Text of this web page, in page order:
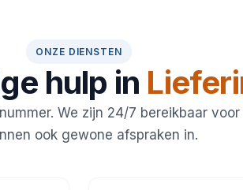
ONZE DIENSTEN
hulp in
We zijn 24/7 bereikbaar
ook gewone afspraken in.